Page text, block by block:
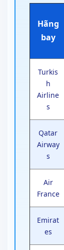
Hãng
bay
Turkis
h
Airline
s
Qatar
Airway
s
Air
France
Emirat
es